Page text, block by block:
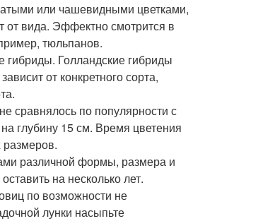
или чашевидными цветками,
от вида. Эффектно смотрится в
тюльпанов.
Голландские гибриды
от конкретного сорта,
сравнялось по популярности с
глубину 15 см. Время цветения
различной формы, размера и
на несколько лет.
по возможности не
лунки насыпьте